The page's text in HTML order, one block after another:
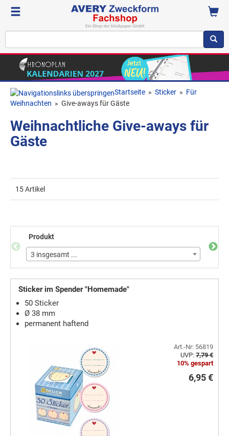
Startseite » Sticker » Für
Weihnachten » Give-aways für Gäste
Weihnachtliche Give-aways für
Gäste
15 Artikel
Produkt
3 insgesamt ...
Sticker im Spender "Homemade"
50 Sticker
Ø 38 mm
permanent haftend
Art.-Nr: 56819
UVP: 7,79 €
10% gespart
6,95 €